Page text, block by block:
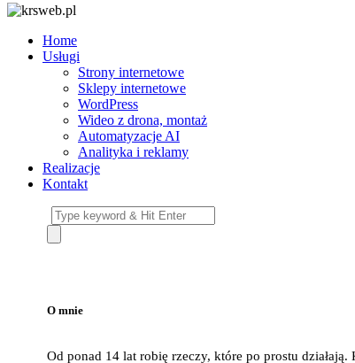
Home
Usługi
Strony internetowe
Sklepy internetowe
WordPress
Wideo z drona, montaż
Automatyzacje AI
Analityka i reklamy
Realizacje
Kontakt
O mnie
Od ponad 14 lat robię rzeczy, które po prostu